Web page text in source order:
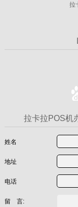
拉
拉卡拉POS机
姓名
地址
电话
留 言: